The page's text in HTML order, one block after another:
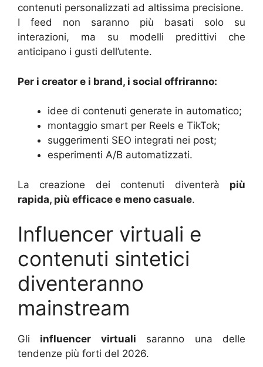
contenuti personalizzati ad altissima precisione.
I feed non saranno più basati solo su
interazioni, ma su modelli predittivi che
anticipano i gusti dell’utente.
Per i creator e i brand, i social offriranno:
idee di contenuti generate in automatico;
montaggio smart per Reels e TikTok;
suggerimenti SEO integrati nei post;
esperimenti A/B automatizzati.
La creazione dei contenuti diventerà più
rapida, più efficace e meno casuale.
Influencer virtuali e
contenuti sintetici
diventeranno
mainstream
Gli influencer virtuali saranno una delle
tendenze più forti del 2026.